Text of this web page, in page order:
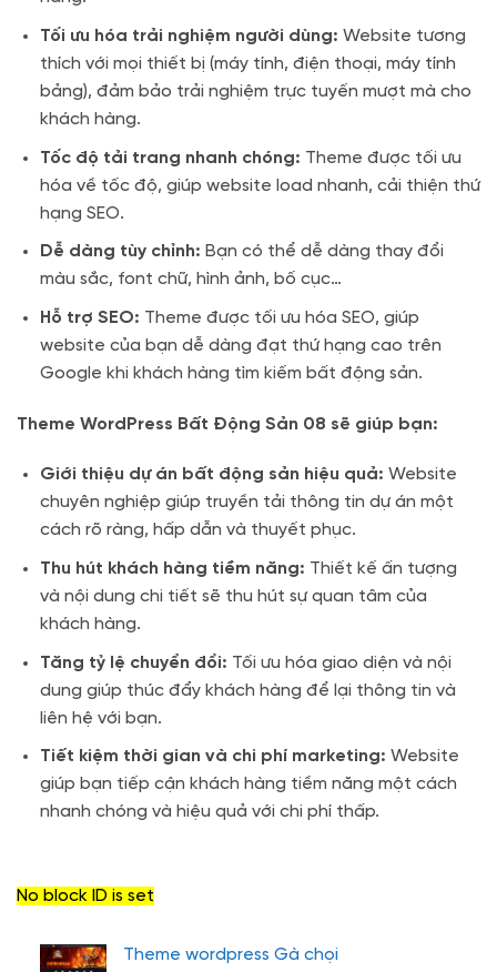
Tối ưu hóa trải nghiệm người dùng: Website tương
thích với mọi thiết bị (máy tính, điện thoại, máy tính
bảng), đảm bảo trải nghiệm trực tuyến mượt mà cho
khách hàng.
Tốc độ tải trang nhanh chóng: Theme được tối ưu
hóa về tốc độ, giúp website load nhanh, cải thiện thứ
hạng SEO.
Dễ dàng tùy chỉnh: Bạn có thể dễ dàng thay đổi
màu sắc, font chữ, hình ảnh, bố cục…
Hỗ trợ SEO: Theme được tối ưu hóa SEO, giúp
website của bạn dễ dàng đạt thứ hạng cao trên
Google khi khách hàng tìm kiếm bất động sản.
Theme WordPress Bất Động Sản 08 sẽ giúp bạn:
Giới thiệu dự án bất động sản hiệu quả: Website
chuyên nghiệp giúp truyền tải thông tin dự án một
cách rõ ràng, hấp dẫn và thuyết phục.
Thu hút khách hàng tiềm năng: Thiết kế ấn tượng
và nội dung chi tiết sẽ thu hút sự quan tâm của
khách hàng.
Tăng tỷ lệ chuyển đổi: Tối ưu hóa giao diện và nội
dung giúp thúc đẩy khách hàng để lại thông tin và
liên hệ với bạn.
Tiết kiệm thời gian và chi phí marketing: Website
giúp bạn tiếp cận khách hàng tiềm năng một cách
nhanh chóng và hiệu quả với chi phí thấp.
No block ID is set
Theme wordpress Gà chọi